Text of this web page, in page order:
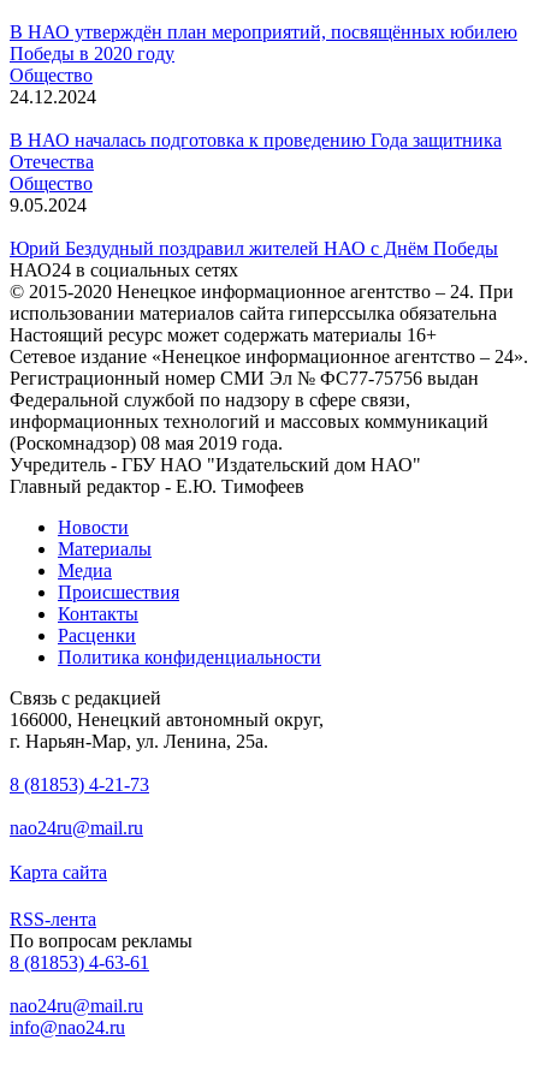
В НАО утверждён план мероприятий, посвящённых юбилею
Победы в 2020 году
Общество
24.12.2024
В НАО началась подготовка к проведению Года защитника
Отечества
Общество
9.05.2024
Юрий Бездудный поздравил жителей НАО с Днём Победы
НАО24 в социальных сетях
© 2015-2020 Ненецкое информационное агентство – 24. При
использовании материалов сайта гиперссылка обязательна
Настоящий ресурс может содержать материалы 16+
Сетевое издание «Ненецкое информационное агентство – 24».
Регистрационный номер СМИ Эл № ФС77-75756 выдан
Федеральной службой по надзору в сфере связи,
информационных технологий и массовых коммуникаций
(Роскомнадзор) 08 мая 2019 года.
Учредитель - ГБУ НАО "Издательский дом НАО"
Главный редактор - Е.Ю. Тимофеев
Новости
Материалы
Медиа
Происшествия
Контакты
Расценки
Политика конфиденциальности
Связь с редакцией
166000, Ненецкий автономный округ,
г. Нарьян-Мар, ул. Ленина, 25а.
8 (81853) 4-21-73
nao24ru@mail.ru
Карта сайта
RSS-лента
По вопросам рекламы
8 (81853) 4-63-61
nao24ru@mail.ru
info@nao24.ru